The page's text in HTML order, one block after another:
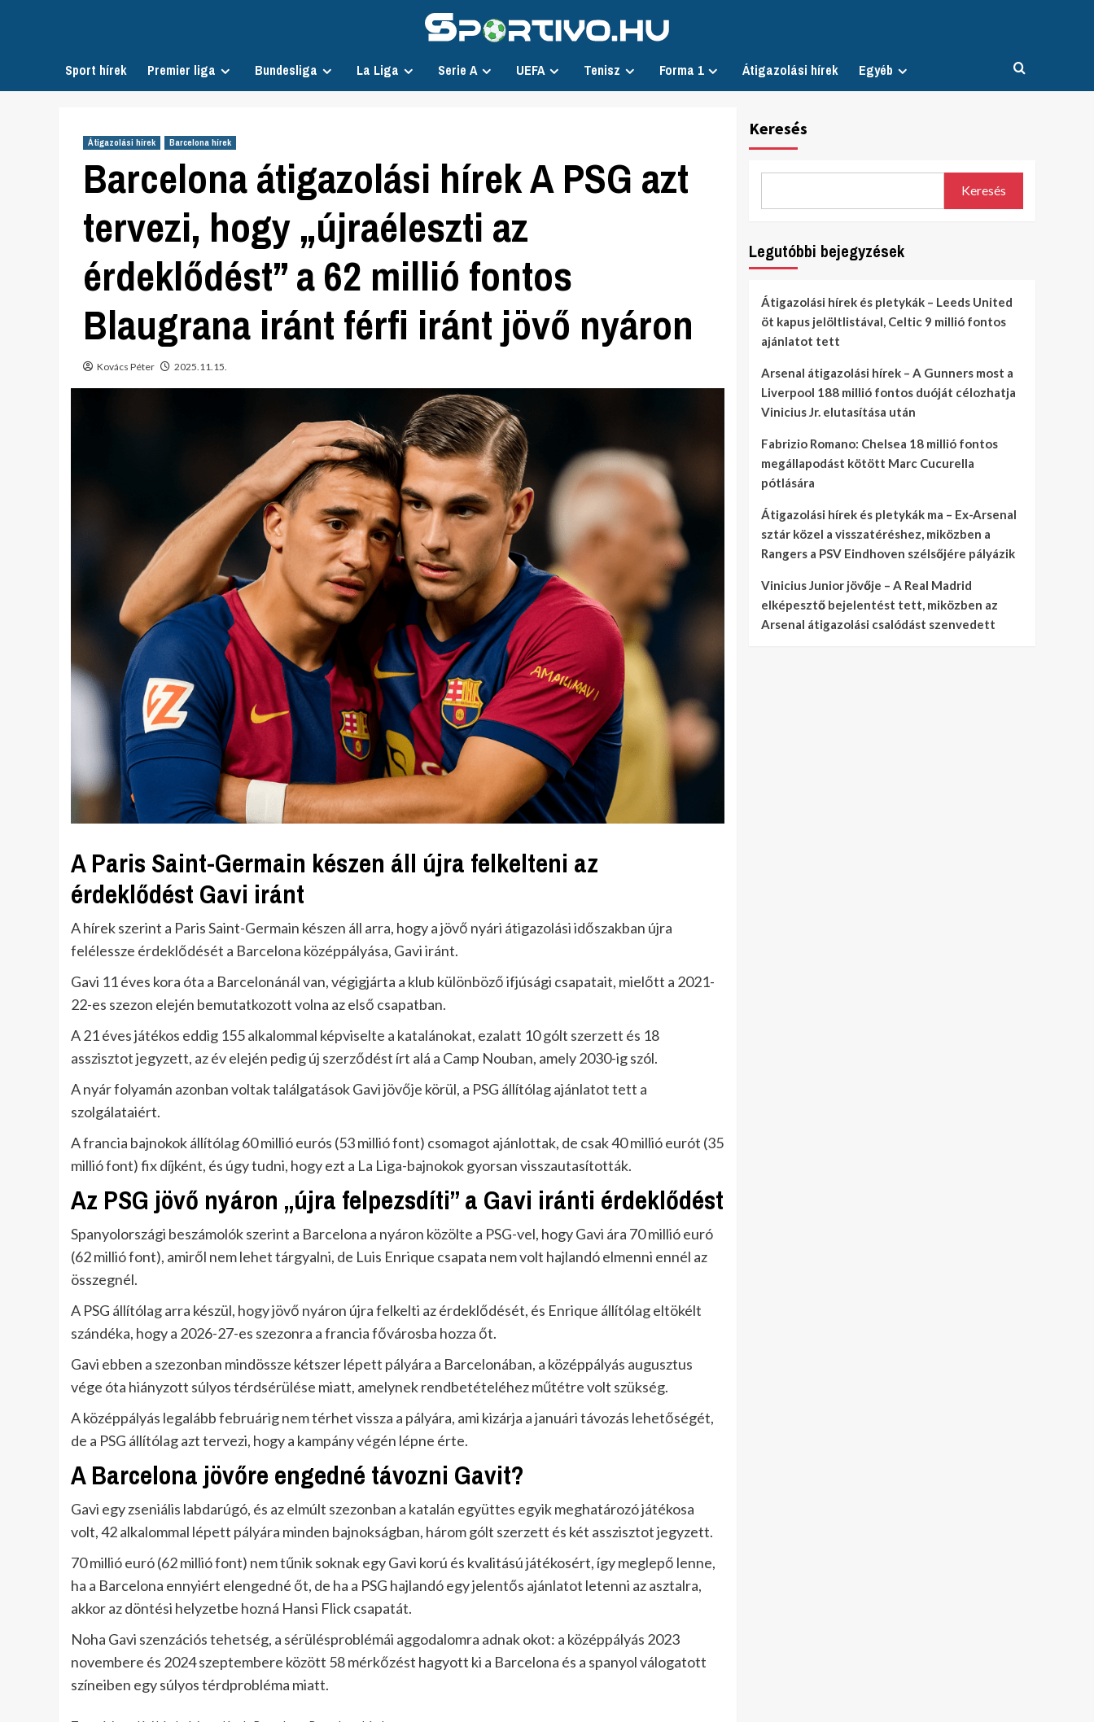
Sport hírek Premier liga Bundesliga La Liga Serie A UEFA Tenisz Forma 1 Átigazolási hírek Egyéb
Átigazolási hírek Barcelona hírek
Barcelona átigazolási hírek A PSG azt
tervezi, hogy „újraéleszti az
érdeklődést” a 62 millió fontos
Blaugrana iránt férfi iránt jövő nyáron
Kovács Péter 2025.11.15.
A Paris Saint-Germain készen áll újra felkelteni az
érdeklődést Gavi iránt
A hírek szerint a Paris Saint-Germain készen áll arra, hogy a jövő nyári átigazolási időszakban újra
felélessze érdeklődését a Barcelona középpályása, Gavi iránt.
Gavi 11 éves kora óta a Barcelonánál van, végigjárta a klub különböző ifjúsági csapatait, mielőtt a 2021-
22-es szezon elején bemutatkozott volna az első csapatban.
A 21 éves játékos eddig 155 alkalommal képviselte a katalánokat, ezalatt 10 gólt szerzett és 18
asszisztot jegyzett, az év elején pedig új szerződést írt alá a Camp Nouban, amely 2030-ig szól.
A nyár folyamán azonban voltak találgatások Gavi jövője körül, a PSG állítólag ajánlatot tett a
szolgálataiért.
A francia bajnokok állítólag 60 millió eurós (53 millió font) csomagot ajánlottak, de csak 40 millió eurót (35
millió font) fix díjként, és úgy tudni, hogy ezt a La Liga-bajnokok gyorsan visszautasították.
Az PSG jövő nyáron „újra felpezsdíti” a Gavi iránti érdeklődést
Spanyolországi beszámolók szerint a Barcelona a nyáron közölte a PSG-vel, hogy Gavi ára 70 millió euró
(62 millió font), amiről nem lehet tárgyalni, de Luis Enrique csapata nem volt hajlandó elmenni ennél az
összegnél.
A PSG állítólag arra készül, hogy jövő nyáron újra felkelti az érdeklődését, és Enrique állítólag eltökélt
szándéka, hogy a 2026-27-es szezonra a francia fővárosba hozza őt.
Gavi ebben a szezonban mindössze kétszer lépett pályára a Barcelonában, a középpályás augusztus
vége óta hiányzott súlyos térdsérülése miatt, amelynek rendbetételéhez műtétre volt szükség.
A középpályás legalább februárig nem térhet vissza a pályára, ami kizárja a januári távozás lehetőségét,
de a PSG állítólag azt tervezi, hogy a kampány végén lépne érte.
A Barcelona jövőre engedné távozni Gavit?
Gavi egy zseniális labdarúgó, és az elmúlt szezonban a katalán együttes egyik meghatározó játékosa
volt, 42 alkalommal lépett pályára minden bajnokságban, három gólt szerzett és két asszisztot jegyzett.
70 millió euró (62 millió font) nem tűnik soknak egy Gavi korú és kvalitású játékosért, így meglepő lenne,
ha a Barcelona ennyiért elengedné őt, de ha a PSG hajlandó egy jelentős ajánlatot letenni az asztalra,
akkor az döntési helyzetbe hozná Hansi Flick csapatát.
Noha Gavi szenzációs tehetség, a sérülésproblémái aggodalomra adnak okot: a középpályás 2023
novembere és 2024 szeptembere között 58 mérkőzést hagyott ki a Barcelona és a spanyol válogatott
színeiben egy súlyos térdprobléma miatt.
Keresés
Keresés
Legutóbbi bejegyzések
Átigazolási hírek és pletykák – Leeds United
öt kapus jelöltlistával, Celtic 9 millió fontos
ajánlatot tett
Arsenal átigazolási hírek – A Gunners most a
Liverpool 188 millió fontos duóját célozhatja
Vinicius Jr. elutasítása után
Fabrizio Romano: Chelsea 18 millió fontos
megállapodást kötött Marc Cucurella
pótlására
Átigazolási hírek és pletykák ma – Ex-Arsenal
sztár közel a visszatéréshez, miközben a
Rangers a PSV Eindhoven szélsőjére pályázik
Vinicius Junior jövője – A Real Madrid
elképesztő bejelentést tett, miközben az
Arsenal átigazolási csalódást szenvedett